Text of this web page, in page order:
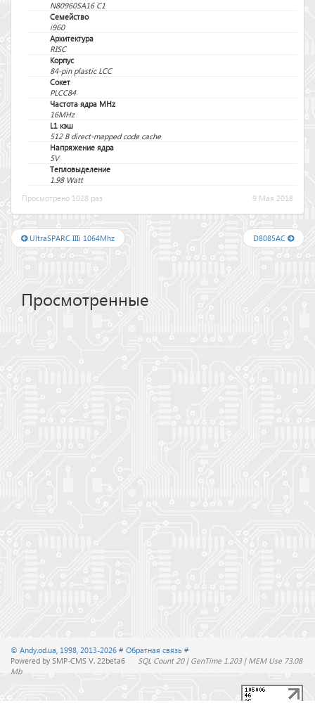
N80960SA16 C1
Семейство
i960
Архитектура
RISC
Корпус
84-pin plastic LCC
Сокет
PLCC84
Частота ядра MHz
16MHz
L1 кэш
512 B direct-mapped code cache
Напряжение ядра
5V
Тепловыделение
1.98 Watt
Просмотрено 1028 раз
9 Мая 2018
UltraSPARC IIIi 1064Mhz D8085AC
Просмотренные
© Andy.od.ua, 1998, 2013-2026 # Обратная связь #
Powered by SMP-CMS V. 22beta6
SQL Count 20 | GenTime 1.203 | MEM Use 73.08
Mb